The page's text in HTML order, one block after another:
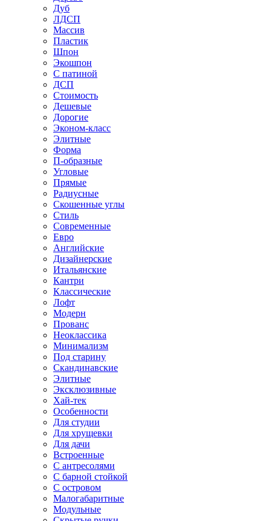
Дуб
ЛДСП
Массив
Пластик
Шпон
Экошпон
С патиной
ДСП
Стоимость
Дешевые
Дорогие
Эконом-класс
Элитные
Форма
П-образные
Угловые
Прямые
Радиусные
Скошенные углы
Стиль
Современные
Евро
Английские
Дизайнерские
Итальянские
Кантри
Классические
Лофт
Модерн
Прованс
Неоклассика
Минимализм
Под старину
Скандинавские
Элитные
Эксклюзивные
Хай-тек
Особенности
Для студии
Для хрущевки
Для дачи
Встроенные
С антресолями
С барной стойкой
С островом
Малогабаритные
Модульные